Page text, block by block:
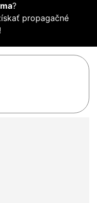
?
propagačné